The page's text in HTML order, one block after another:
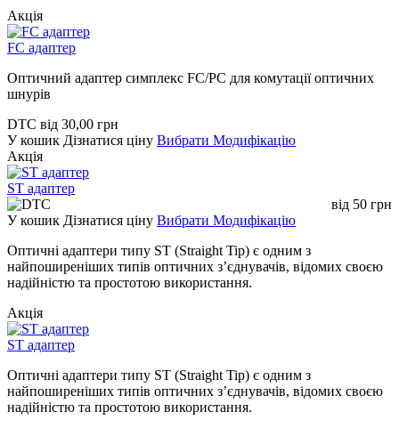
Акція
FC адаптер
Оптичний адаптер симплекс FC/PC для комутації оптичних
шнурів
DTC від 30,00 грн
У кошик Дізнатися ціну Вибрати Модифікацію
Акція
ST адаптер
від 50 грн
У кошик Дізнатися ціну Вибрати Модифікацію
Оптичні адаптери типу ST (Straight Tip) є одним з
найпоширеніших типів оптичних з’єднувачів, відомих своєю
надійністю та простотою використання.
Акція
ST адаптер
Оптичні адаптери типу ST (Straight Tip) є одним з
найпоширеніших типів оптичних з’єднувачів, відомих своєю
надійністю та простотою використання.